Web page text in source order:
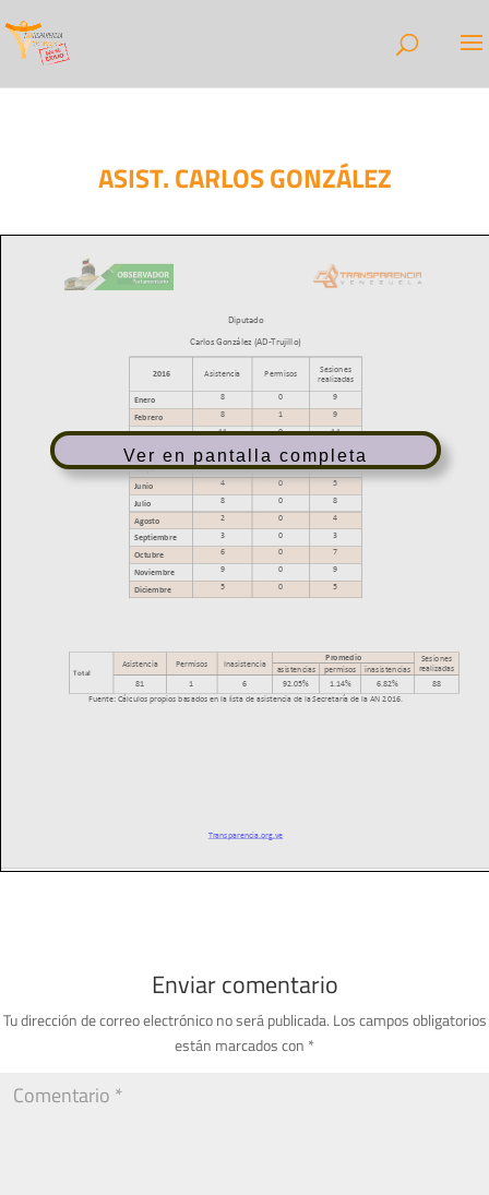
ASIST. CARLOS GONZÁLEZ
Ver en pantalla completa
Enviar comentario
Tu dirección de correo electrónico no será publicada. Los campos obligatorios
están marcados con *